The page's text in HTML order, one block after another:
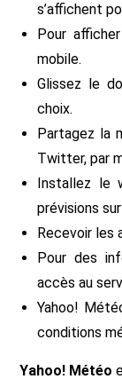
s’affichent
Pour
mobile.
Glissez le
choix.
Partagez la
Twitter, par
Installez le
prévisions
Recevoir les
Pour des
accès au
Yahoo!
conditions
Yahoo! Météo